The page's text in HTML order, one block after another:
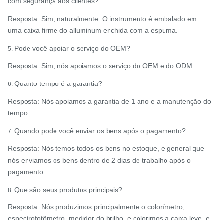
Resposta: Sim, naturalmente. O instrumento é embalado em
uma caixa firme do alluminum enchida com a espuma.
5. Pode você apoiar o serviço do OEM?
Resposta: Sim, nós apoiamos o serviço do OEM e do ODM.
6. Quanto tempo é a garantia?
Resposta: Nós apoiamos a garantia de 1 ano e a manutenção do
tempo.
7. Quando pode você enviar os bens após o pagamento?
Resposta: Nós temos todos os bens no estoque, e general que
nós enviamos os bens dentro de 2 dias de trabalho após o
pagamento.
8. Que são seus produtos principais?
Resposta: Nós produzimos principalmente o colorímetro,
espectrofotômetro, medidor do brilho, e colorimos a caixa leve, e